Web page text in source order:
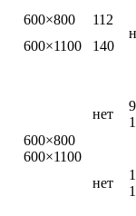
600×800
112
600×1100
140
600×800
600×1100
нет
нет